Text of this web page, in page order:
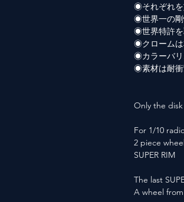
◉それぞれを
◉世界一の剛
◉世界特許を
◉クロームは
◉カラーバリ
◉素材は耐衝
Only the
For 1/10
2 piece
SUPER RIM
The last
A wheel